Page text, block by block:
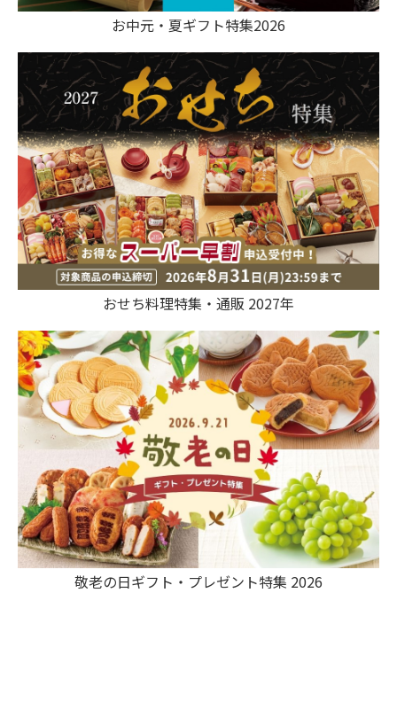
お中元・夏ギフト特集2026
おせち料理特集・通販 2027年
敬老の日ギフト・プレゼント特集 2026